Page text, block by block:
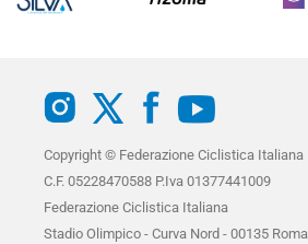
Copyright © Federazione Ciclistica Italiana
C.F. 05228470588 P.Iva 01377441009
Federazione Ciclistica Italiana
Stadio Olimpico - Curva Nord - 00135 Roma